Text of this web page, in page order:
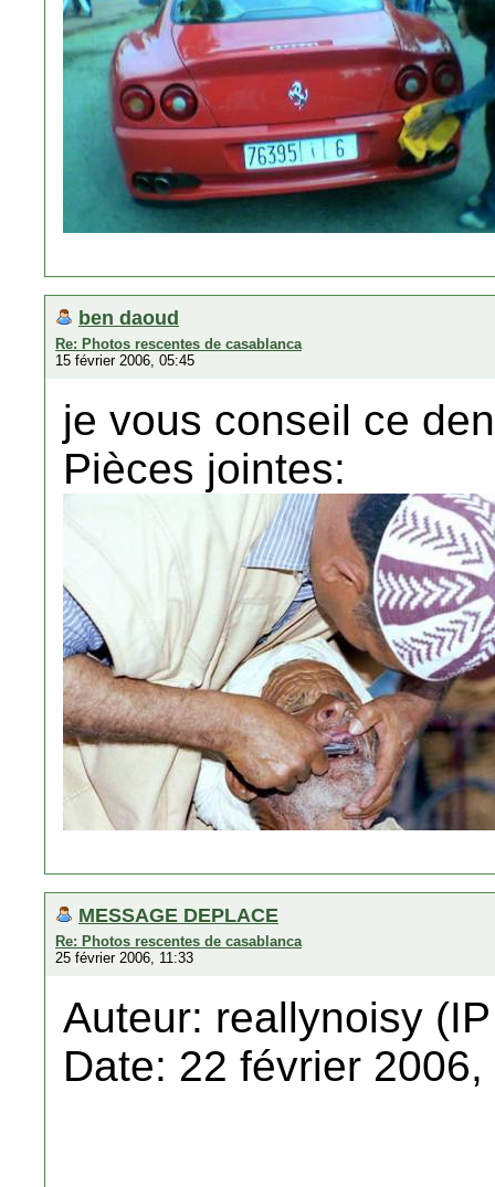
ben daoud
Re: Photos rescentes de casablanca
15 février 2006, 05:45
je vous conseil ce
Pièces jointes:
MESSAGE DEPLACE
Re: Photos rescentes de casablanca
25 février 2006, 11:33
Auteur: reallynoisy
Date: 22 février